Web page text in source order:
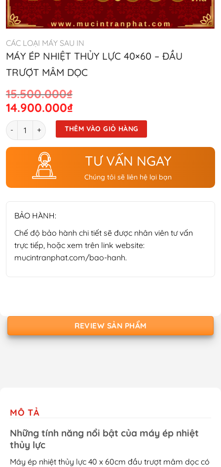
CÁC LOẠI MÁY SAU IN
MÁY ÉP NHIỆT THỦY LỰC 40×60 – ĐẦU
TRƯỢT MÂM DỌC
15.500.000₫
Giá
gốc
là:
15.500.000₫.
14.900.000₫
Giá
hiện
tại
là:
14.900.000₫.
Số lượng THÊM VÀO GIỎ HÀNG
TƯ VẤN NGAY
Chúng tôi sẽ liên hệ lại bạn
BẢO HÀNH:
Chế độ bảo hành chi tiết sẽ được nhân viên tư vấn
trực tiếp, hoặc xem trên link website:
mucintranphat.com/bao-hanh.
REVIEW SẢN PHẨM
MÔ TẢ
Những tính năng nổi bật của máy ép nhiệt
thủy lực
Máy ép nhiệt thủy lực 40 x 60cm đầu trượt mâm dọc có